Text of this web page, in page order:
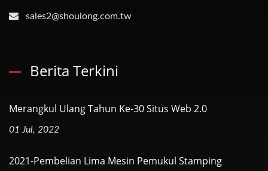
sales2@shoulong.com.tw
Berita Terkini
Merangkul Ulang Tahun Ke-30 Situs Web 2.0
01 Jul, 2022
2021-Pembelian Lima Mesin Pemukul Stamping